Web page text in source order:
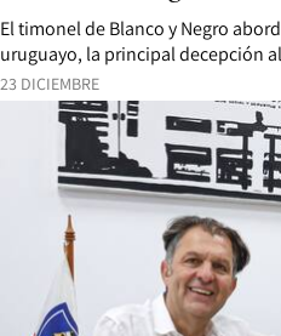
23 DICIEMBRE
El timonel de Blanco y Negro
uruguayo, la principal decepción